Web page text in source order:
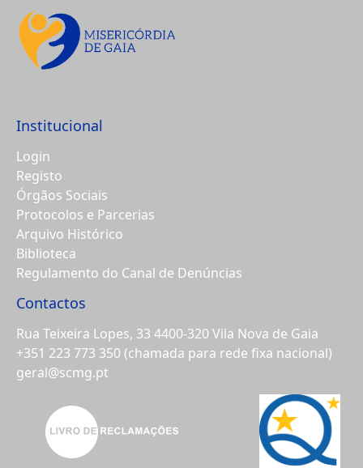
Institucional
Login
Registo
Órgãos Sociais
Protocolos e Parcerias
Arquivo Histórico
Biblioteca
Regulamento do Canal de Denúncias
Contactos
Rua Teixeira Lopes, 33 4400-320 Vila Nova de Gaia
+351 223 773 350 (chamada para rede fixa nacional)
geral@scmg.pt